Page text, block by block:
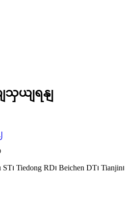
သှယျရနျ
၊ Tiedong RD၊ Beichen DT၊